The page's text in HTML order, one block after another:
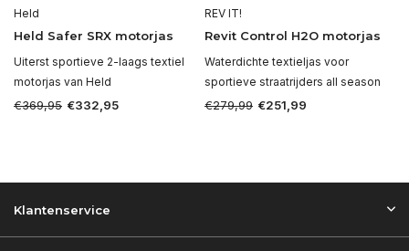
Held
Held Safer SRX motorjas
Uiterst sportieve 2-laags textiel
motorjas van Held
€369,95 €332,95
REV IT!
Revit Control H2O motorjas
Waterdichte textieljas voor
sportieve straatrijders all season
€279,99 €251,99
Klantenservice